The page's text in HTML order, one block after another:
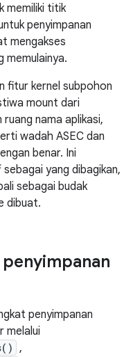
memiliki titik
penyimpanan
mengakses
memulainya.
fitur kernel subpohon
mount dari
nama aplikasi,
wadah ASEC dan
benar. Ini
yang dibagikan,
sebagai budak
dibuat.
penyimpanan
melalui
,